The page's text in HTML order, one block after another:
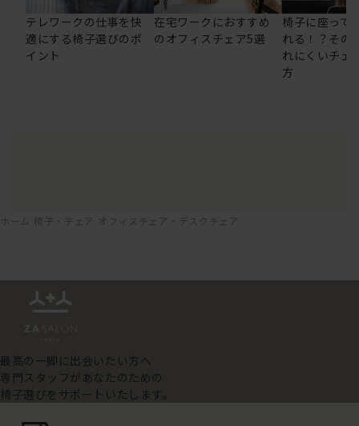
テレワークの仕事を快
適にする椅子選びのポ
イント
在宅ワークにおすすめ
のオフィスチェア5選
椅子に座って
れる！？その
れにくいチェ
方
ホーム 椅子・チェア オフィスチェア・デスクチェア
最高の一脚に出会いたい方へ
専門スタッフがあなたのための
椅子選びをサポートいたします。